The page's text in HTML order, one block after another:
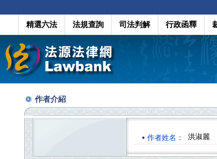
精選六法 法規查詢 司法判解 行政函釋
作者介紹
作者姓名： 洪淑麗